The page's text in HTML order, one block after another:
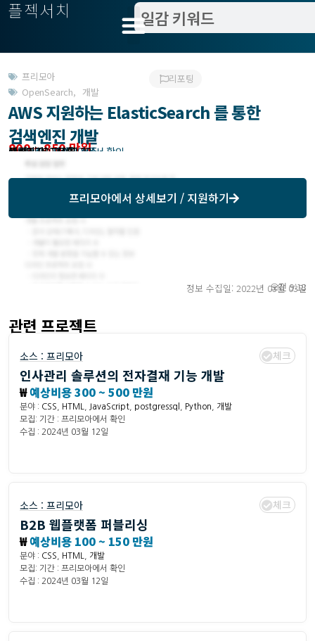
플젝서치
프리모아
OpenSearch, 개발
리포팅
AWS 지원하는 ElasticSearch 를 통한
검색엔진 개발
800 ~ 850 만원
작업방식 : 기간제 상주
모집기한 : 프리모아에서 확인
예상기간 : 240일
등록일 : 2022.02.23
관련지역 : 서울
프리모아에서 상세보기 / 지원하기
정보 수집일: 2022년 03월 03일
오전 9:18
관련 프로젝트
소스 : 프리모아 체크
인사관리 솔루션의 전자결재 기능 개발
₩예상비용 300 ~ 500 만원
분야 : CSS HTML JavaScript postgressql Python
개발
모집: 기간 : 프리모아에서 확인
수집 : 2024년 03월 12일
소스 : 프리모아 체크
B2B 웹플랫폼 퍼블리싱
₩예상비용 100 ~ 150 만원
분야 : CSS HTML
개발
모집: 기간 : 프리모아에서 확인
수집 : 2024년 03월 12일